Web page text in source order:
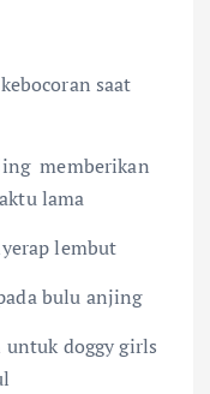
saat
memberikan
lama
lembut
bulu anjing
untuk doggy girls